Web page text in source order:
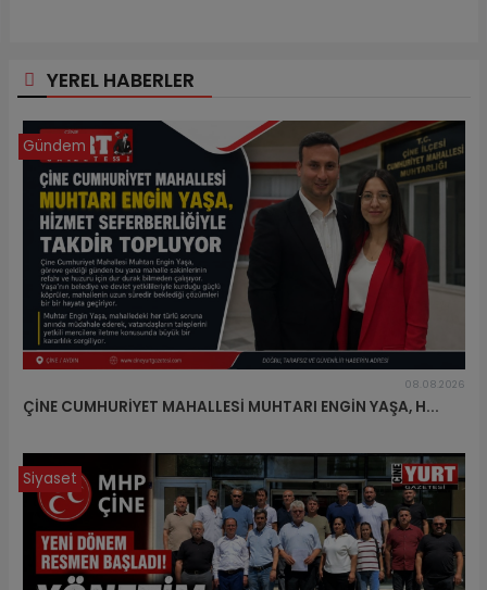
YEREL HABERLER
08.08.2026
ÇİNE CUMHURİYET MAHALLESİ MUHTARI ENGİN YAŞA, H...
Gündem
Siyaset